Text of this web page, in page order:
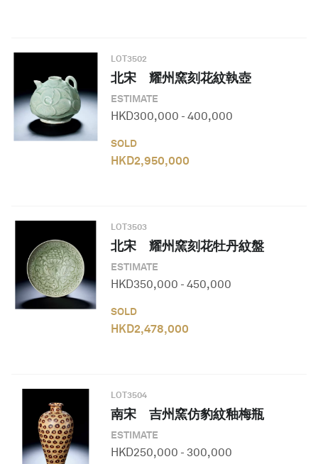
LOT3502
北宋 耀州窯刻花紋執壺
ESTIMATE
HKD300,000 - 400,000
SOLD
HKD2,950,000
LOT3503
北宋 耀州窯刻花牡丹紋盤
ESTIMATE
HKD350,000 - 450,000
SOLD
HKD2,478,000
LOT3504
南宋 吉州窯仿豹紋釉梅瓶
ESTIMATE
HKD250,000 - 300,000